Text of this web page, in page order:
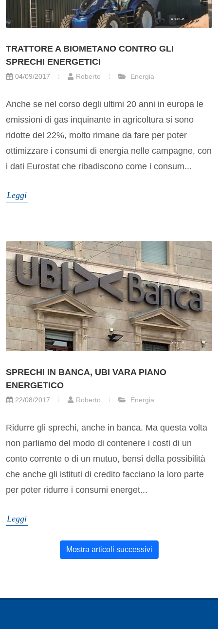
TRATTORE A BIOMETANO CONTRO GLI
SPRECHI ENERGETICI
04/09/2017 Roberto Energia
Anche se nel corso degli ultimi 20 anni in europa le
emissioni di gas inquinante in agricoltura si sono
ridotte del 22%, molto rimane da fare per poter
ottimizzare i consumi di energia nelle campagne, con
i dati Eurostat che ribadiscono come i consum...
Leggi
SPRECHI IN BANCA, UBI VARA PIANO
ENERGETICO
22/08/2017 Roberto Energia
Ridurre gli sprechi, anche in banca. Ma questa volta
non parliamo del modo di contenere i costi di un
conto corrente o di un mutuo, bensì della possibilità
che anche gli istituti di credito facciano la loro parte
per poter ridurre i consumi energet...
Leggi
Mostra articoli successivi